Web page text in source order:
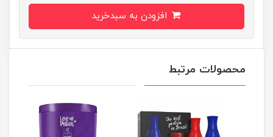
محصولات مرتبط